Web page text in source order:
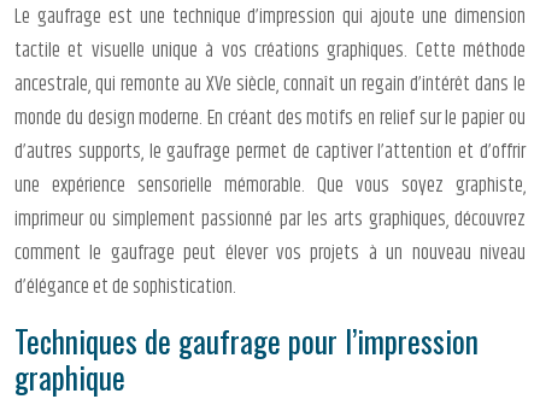
Le gaufrage est une technique d’impression qui ajoute une dimension
tactile et visuelle unique à vos créations graphiques. Cette méthode
ancestrale, qui remonte au XVe siècle, connaît un regain d’intérêt dans le
monde du design moderne. En créant des motifs en relief sur le papier ou
d’autres supports, le gaufrage permet de captiver l’attention et d’offrir
une expérience sensorielle mémorable. Que vous soyez graphiste,
imprimeur ou simplement passionné par les arts graphiques, découvrez
comment le gaufrage peut élever vos projets à un nouveau niveau
d’élégance et de sophistication.
Techniques de gaufrage pour l’impression
graphique